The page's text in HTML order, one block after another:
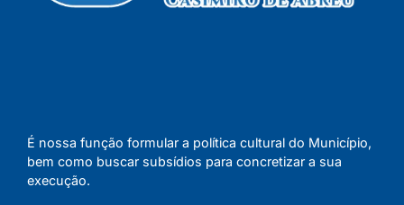
É nossa função formular a política cultural do Município,
bem como buscar subsídios para concretizar a sua
execução.